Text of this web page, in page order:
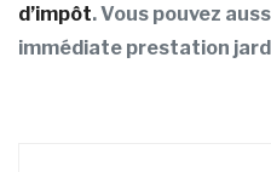
d’impôt. Vous pouvez
immédiate prestation